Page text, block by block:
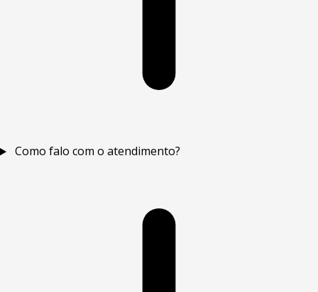
Como falo com o atendimento?